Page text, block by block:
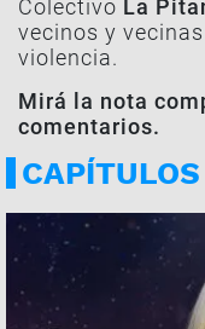
Colectivo La
vecinos y
violencia.
Mirá la nota
comentarios.